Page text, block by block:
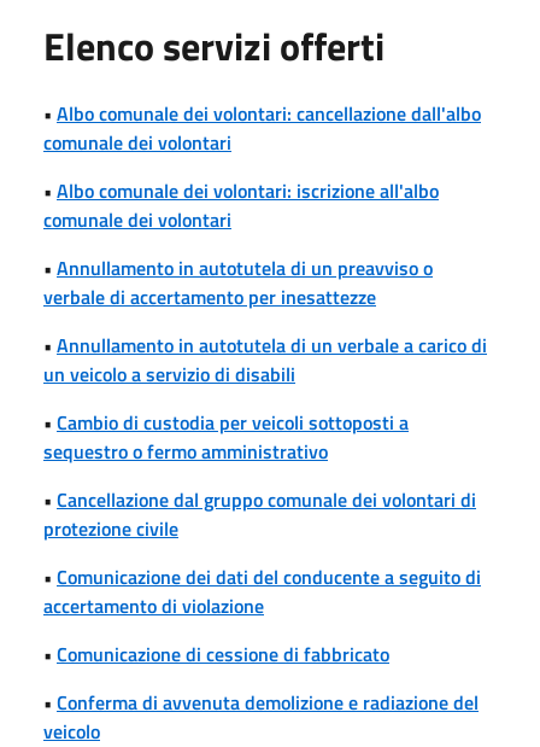
Elenco servizi offerti
• Albo comunale dei volontari: cancellazione dall'albo
comunale dei volontari
• Albo comunale dei volontari: iscrizione all'albo
comunale dei volontari
• Annullamento in autotutela di un preavviso o
verbale di accertamento per inesattezze
• Annullamento in autotutela di un verbale a carico di
un veicolo a servizio di disabili
• Cambio di custodia per veicoli sottoposti a
sequestro o fermo amministrativo
• Cancellazione dal gruppo comunale dei volontari di
protezione civile
• Comunicazione dei dati del conducente a seguito di
accertamento di violazione
• Comunicazione di cessione di fabbricato
• Conferma di avvenuta demolizione e radiazione del
veicolo